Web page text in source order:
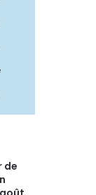
de